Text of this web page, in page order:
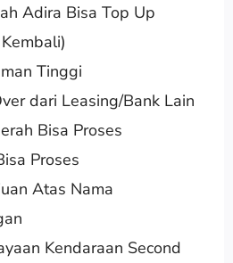
Adira Bisa Top Up
Tinggi
dari Leasing/Bank Lain
Bisa Proses
Proses
Atas Nama
Kendaraan Second